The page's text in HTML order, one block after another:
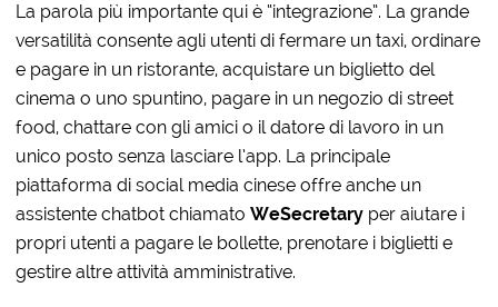
La parola più importante qui è “integrazione”. La grande
versatilità consente agli utenti di fermare un taxi, ordinare
e pagare in un ristorante, acquistare un biglietto del
cinema o uno spuntino, pagare in un negozio di street
food, chattare con gli amici o il datore di lavoro in un
unico posto senza lasciare l’app. La principale
piattaforma di social media cinese offre anche un
assistente chatbot chiamatoWeSecretary per aiutare i
propri utenti a pagare le bollette, prenotare i biglietti e
gestire altre attività amministrative.